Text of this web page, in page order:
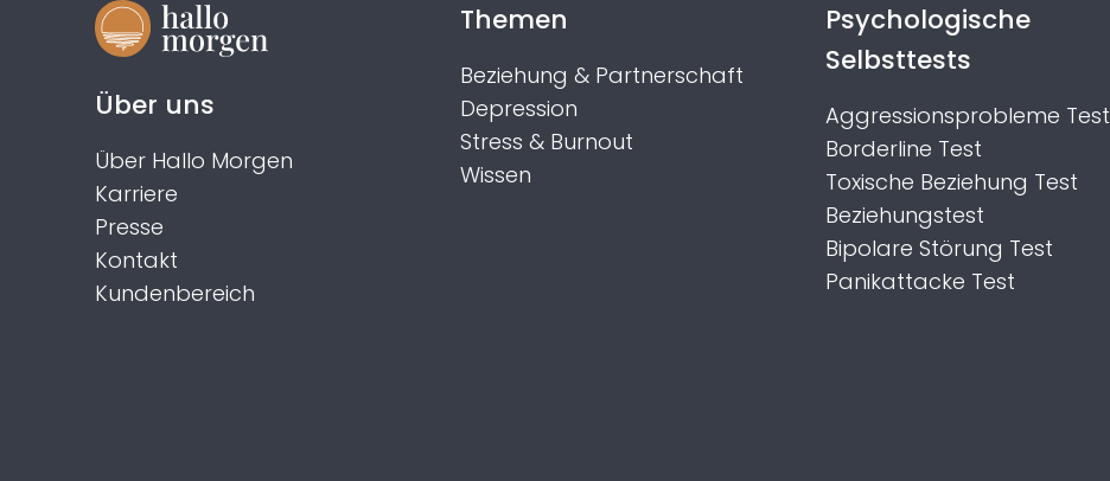
Über uns
Über Hallo Morgen
Karriere
Presse
Kontakt
Kundenbereich
Themen
Beziehung & Partnerschaft
Depression
Stress & Burnout
Wissen
Psychologische
Selbsttests
Aggressionsprobleme Test
Borderline Test
Toxische Beziehung Test
Beziehungstest
Bipolare Störung Test
Panikattacke Test